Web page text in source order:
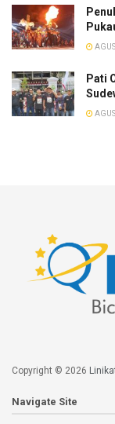
Pati
Copyright © 2026
Navigate Site